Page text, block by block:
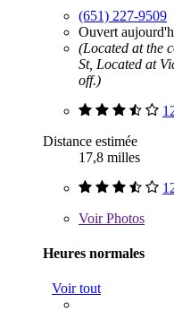
(651) 227-9509
Ouvert
(Located at the
St, Located at
off.)
Distance estimée
17,8 milles
VoirPhotos
Heures normales
Voir tout